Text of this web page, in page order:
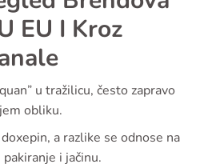
EU I Kroz
u tražilicu, često zapravo
obliku.
a razlike se odnose na
i jačinu.